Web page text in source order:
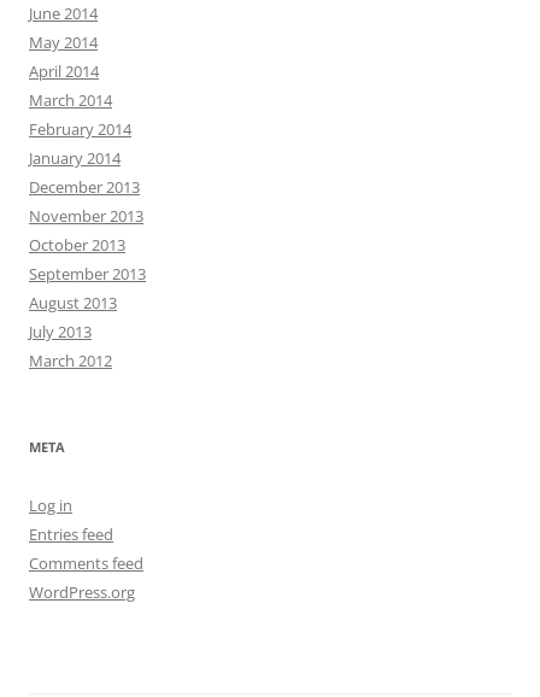
June 2014
May 2014
April 2014
March 2014
February 2014
January 2014
December 2013
November 2013
October 2013
September 2013
August 2013
July 2013
March 2012
META
Log in
Entries feed
Comments feed
WordPress.org